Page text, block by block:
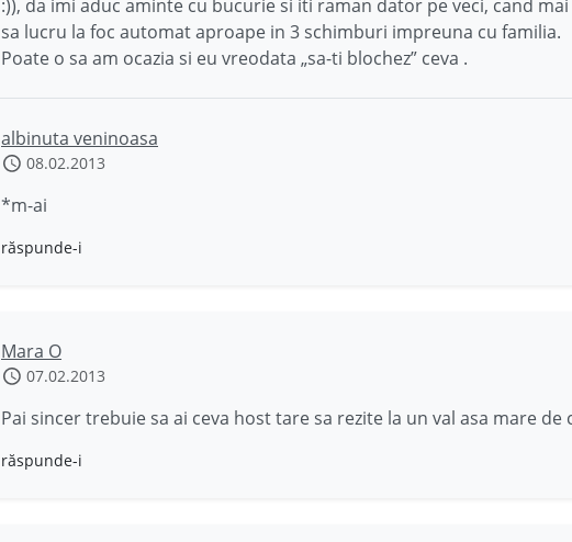
:)), da imi aduc aminte cu bucurie si iti raman dator pe veci, cand
sa lucru la foc automat aproape in 3 schimburi impreuna cu familia.
Poate o sa am ocazia si eu vreodata „sa-ti blochez” ceva .
albinuta veninoasa
08.02.2013
*m-ai
răspunde-i
Mara O
07.02.2013
Pai sincer trebuie sa ai ceva host tare sa rezite la un val asa mare de
răspunde-i